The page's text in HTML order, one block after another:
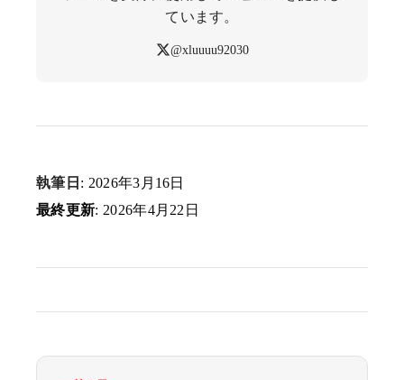
ています。
@xluuuu92030
執筆日 : 2026年3月16日
最終更新: 2026年4月22日